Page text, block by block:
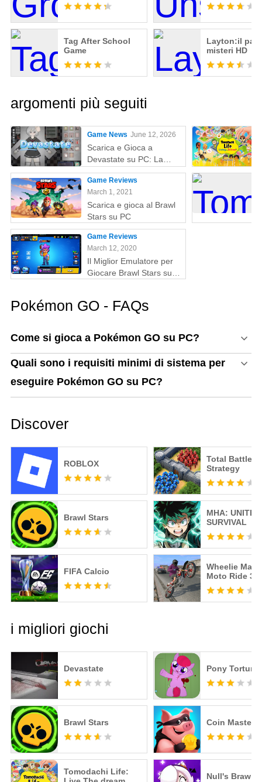
Tag After School
Game
Layton:il
misteri HD
argomenti più seguiti
Game News June 12, 2026
Scarica e Gioca a
Devastate su PC: La
Guida Definitiva al
Gaming con MEmu Play
Game Reviews
March 1, 2021
Scarica e gioca al Brawl
Stars su PC
Game Reviews
March 12, 2020
Il Miglior Emulatore per
Giocare Brawl Stars su
Pokémon GO - FAQs
Come si gioca a Pokémon GO su PC?
Quali sono i requisiti minimi di sistema per
eseguire Pokémon GO su PC?
Discover
ROBLOX
Total Battle:
Strategy
Brawl Stars
MHA: UNITED
SURVIVAL
FIFA Calcio
Wheelie
Moto Ride 3D
i migliori giochi
Devastate
Brawl Stars
Tomodachi Life:
Pony Torture
Coin Master
Null's Brawl